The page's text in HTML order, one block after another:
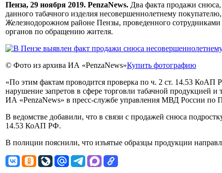
Пенза, 29 ноября 2019. PenzaNews. Два факта продажи
данного табачного изделия несовершеннолетнему
Железнодорожном районе Пензы, проведенного
органов по обращению жителя.
© Фото из архива ИА «PenzaNews»Купить фотографию
«По этим фактам проводится проверка по ч. 2 ст. 14.53
нарушение запретов в сфере торговли табачной продукцией
ИА «PenzaNews» в пресс-службе управления МВД России по
В ведомстве добавили, что в связи с продажей снюса
14.53 КоАП РФ.
В полиции пояснили, что изъятые образцы продукции